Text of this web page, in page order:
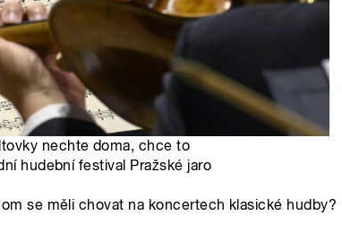
nechte doma, chce to
hudební festival Pražské jaro
se měli chovat na koncertech klasické hudby?